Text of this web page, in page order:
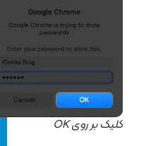
کلیک بر روی OK